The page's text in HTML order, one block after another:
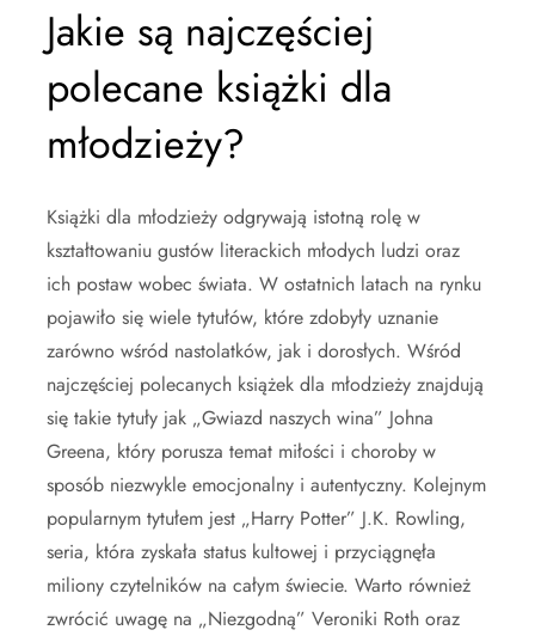
Jakie są najczęściej
polecane książki dla
młodzieży?
Książki dla młodzieży odgrywają istotną rolę w
kształtowaniu gustów literackich młodych ludzi oraz
ich postaw wobec świata. W ostatnich latach na rynku
pojawiło się wiele tytułów, które zdobyły uznanie
zarówno wśród nastolatków, jak i dorosłych. Wśród
najczęściej polecanych książek dla młodzieży znajdują
się takie tytuły jak „Gwiazd naszych wina” Johna
Greena, który porusza temat miłości i choroby w
sposób niezwykle emocjonalny i autentyczny. Kolejnym
popularnym tytułem jest „Harry Potter” J.K. Rowling,
seria, która zyskała status kultowej i przyciągnęła
miliony czytelników na całym świecie. Warto również
zwrócić uwagę na „Niezgodną” Veroniki Roth oraz